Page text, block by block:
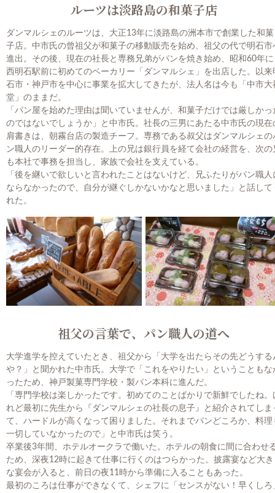
ルーツは淡路島の和菓子店
ダンマルシェのルーツは、大正13年に淡路島の洲本市で創業した和菓
子店。中市氏の曾祖父が和菓子の移動販売を始め、祖父の代で明石市
進出。その後、現在の社長と専務兄弟がパンを焼き始め、昭和60年に
西明石駅前に初めてのベーカリー「ダンマルシェ」を出店した。以来
石市・神戸市を中心に事業を拡大してきたが、法人名は今も「中市大
堂」のままだ。
「パン屋を始めた理由は聞いていませんが、和菓子だけでは厳しかっ
のではないでしょうか」と中市氏。社長の三男にあたる中市氏の現在
肩書きは、朝霧台店の製造チーフ。専務である叔父はダンマルシェの
ン職人のリーダー的存在。上の兄は銀行員を経て会社の経営を、次の
も本社で事務を担当し、家族で会社を支えている。
「後を継いで欲しいと言われたことはないけど、兄ふたりがパン職人
ならなかったので、自分が継ぐしかないかなと思いました」と話して
れた。
祖父の言葉で、パン職人の道へ
大学進学を控えていたとき、祖父から「大学を出たらその先どうする
や？」と聞かれた中市氏。大学で「これをやりたい」ということもな
ったため、神戸製菓専門学校・製パン本科に進んだ。
「専門学校は楽しかったです。初めてのことばかりで新鮮でしたね。
れど最初に先生から『ダンマルシェの社長の息子』と紹介されてしま
て、ハードルが高くなって困りました。それまでパンどころか、料理
一切していなかったので」と中市氏は笑う。
卒業後3年間、ホテルオークラで働いた。ホテルの朝食に間に合わせ
ため、深夜12時に起きて仕事に行くのはつらかった。披露宴など大き
な宴会が入ると、前日の夜11時から準備に入ることもあった。
最初のころは仕事ができなくて、シェフに「センスがない！早くしろ